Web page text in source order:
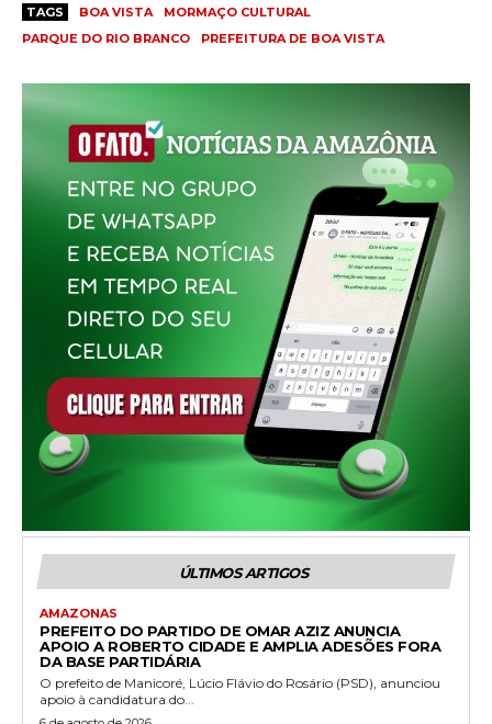
TAGS BOA VISTA
MORMAÇO CULTURAL
PARQUE DO RIO BRANCO
PREFEITURA DE BOA VISTA
ÚLTIMOS ARTIGOS
AMAZONAS
PREFEITO DO PARTIDO DE OMAR AZIZ ANUNCIA
APOIO A ROBERTO CIDADE E AMPLIA ADESÕES FORA
DA BASE PARTIDÁRIA
O prefeito de Manicoré, Lúcio Flávio do Rosário (PSD), anunciou
apoio à candidatura do...